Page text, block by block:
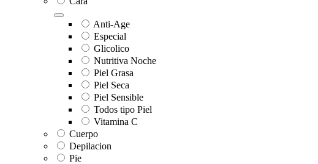
Anti-Age
Especial
Glicolico
Nutritiva Noche
Piel Grasa
Piel Seca
Piel Sensible
Todos tipo Piel
Vitamina C
Cuerpo
Depilacion
Pie